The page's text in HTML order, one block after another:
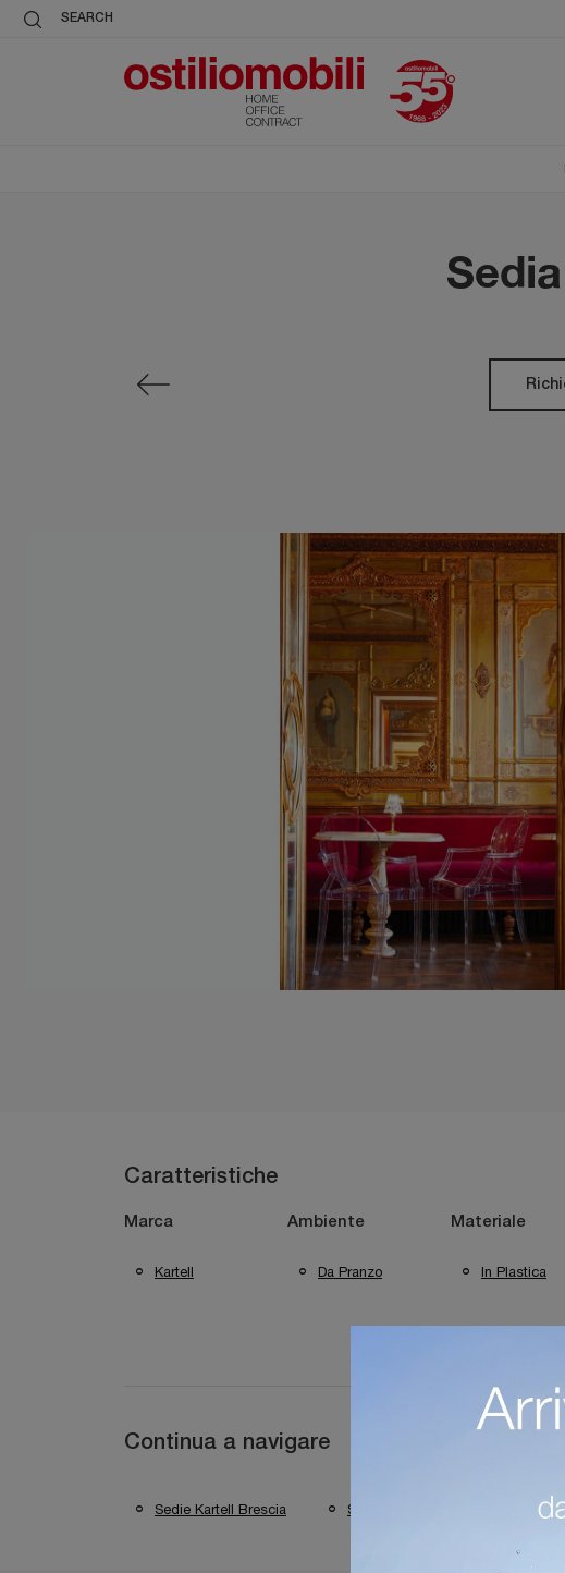
SEARCH
Caratteristiche
Marca
Kartell
Ambiente
Da Pranzo
Materiale
In Plastica
Continua a navigare
Sedie Kartell Brescia Sedie Kartell Verona